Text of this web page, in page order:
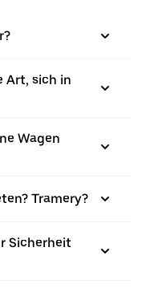
Art, sich in
Wagen
Tramery?
Sicherheit